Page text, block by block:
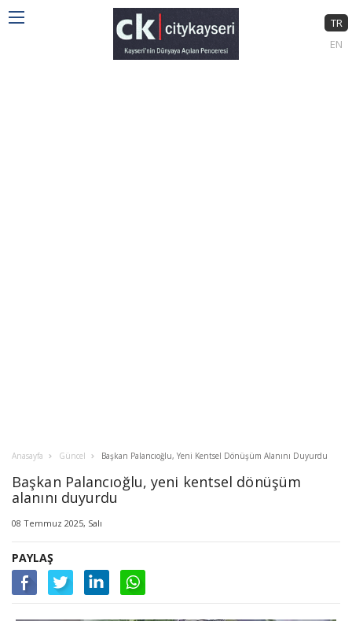
TR
EN
Anasayfa Güncel Başkan Palancıoğlu, Yeni Kentsel Dönüşüm Alanını Duyurdu
Başkan Palancıoğlu, yeni kentsel dönüşüm
alanını duyurdu
08 Temmuz 2025, Salı
PAYLAŞ